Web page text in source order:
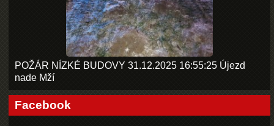
POŽÁR NÍZKÉ BUDOVY 31.12.2025 16:55:25 Újezd
nade Mží
Facebook